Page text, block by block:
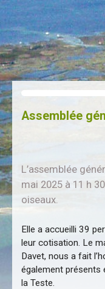
Assemblée
L’assemblée
mai 2025 à 11 h
oiseaux.
Elle a accueilli 39
leur cotisation. Le
Davet, nous a fait
également présents
la Teste.